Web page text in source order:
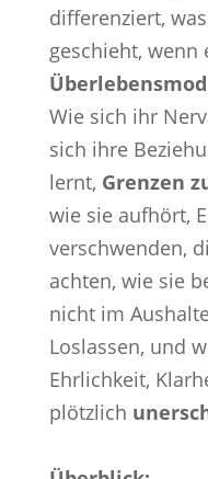
differenziert,
geschieht, wenn
Wie sich ihr
sich ihre
lernt, Grenzen
wie sie aufhört,
verschwenden,
achten, wie sie
nicht im
Loslassen, und
Ehrlichkeit,
plötzlich